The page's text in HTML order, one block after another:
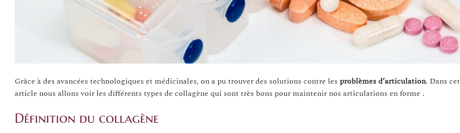
Grâce à des avancées technologiques et médicinales, on a pu trouver des solutions contre les problèmes d’articulation. Dans cet
article nous allons voir les différents types de collagène qui sont très bons pour maintenir nos articulations en forme .
Définition du collagène